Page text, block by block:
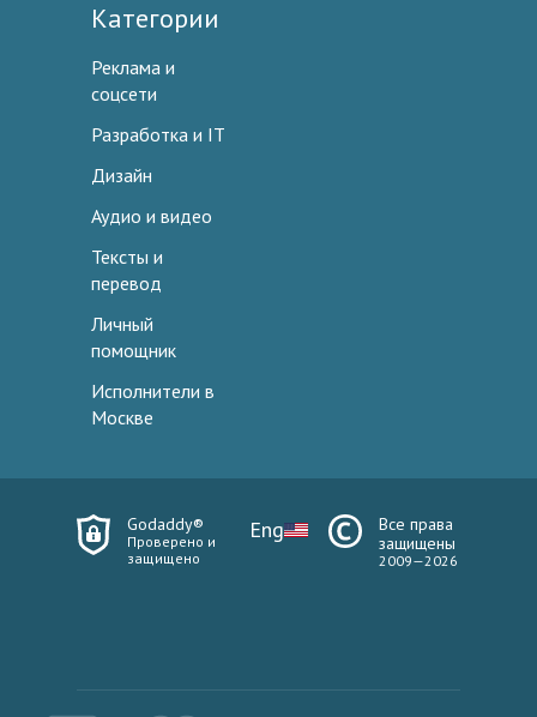
Категории
Реклама и
соцсети
Разработка и IT
Дизайн
Аудио и видео
Тексты и
перевод
Личный
помощник
Исполнители в
Москве
Godaddy®
Проверено и
защищено
Eng
Все права
защищены
2009—2026